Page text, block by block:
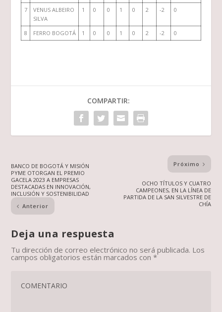
7
VENUS ALBEIRO
SILVA
1 0 0 1 0 2 -2 0
8 FERRO BOGOTÁ 1 0 0 1 0 2 -2 0
COMPARTIR:
BANCO DE BOGOTÁ Y MISIÓN
PYME OTORGAN EL PREMIO
GACELA 2023 A EMPRESAS
DESTACADAS EN INNOVACIÓN,
INCLUSIÓN Y SOSTENIBILIDAD
Anterior
Próximo
OCHO TÍTULOS Y CUATRO
CAMPEONES, EN LA LÍNEA DE
PARTIDA DE LA SAN SILVESTRE DE
CHÍA
Deja una respuesta
Tu dirección de correo electrónico no será publicada. Los
campos obligatorios están marcados con*